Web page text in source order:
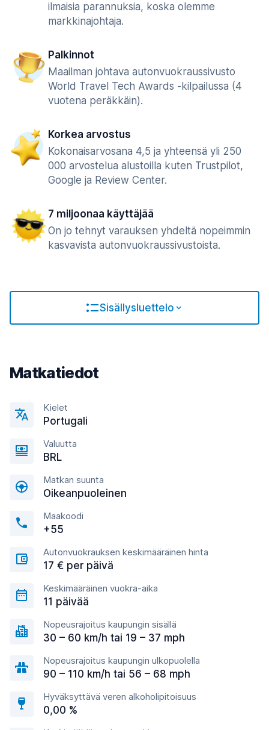
ilmaisia parannuksia, koska olemme
markkinajohtaja.
Palkinnot
Maailman johtava autonvuokraussivusto
World Travel Tech Awards -kilpailussa (4
vuotena peräkkäin).
Korkea arvostus
Kokonaisarvosana 4,5 ja yhteensä yli 250
000 arvostelua alustoilla kuten Trustpilot,
Google ja Review Center.
7 miljoonaa käyttäjää
On jo tehnyt varauksen yhdeltä nopeimmin
kasvavista autonvuokraussivustoista.
Sisällysluettelo
Matkatiedot
Kielet
Portugali
Valuutta
BRL
Matkan suunta
Oikeanpuoleinen
Maakoodi
+55
Autonvuokrauksen keskimääräinen hinta
17 € per päivä
Keskimääräinen vuokra-aika
11 päivää
Nopeusrajoitus kaupungin sisällä
30 – 60 km/h tai 19 – 37 mph
Nopeusrajoitus kaupungin ulkopuolella
90 – 110 km/h tai 56 – 68 mph
Hyväksyttävä veren alkoholipitoisuus
0,00 %